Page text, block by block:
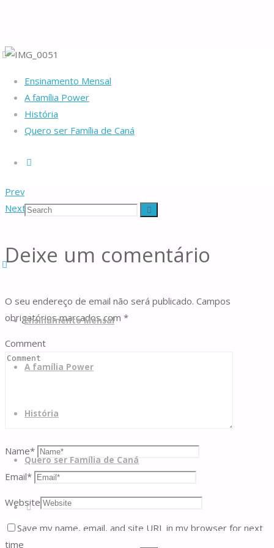
Ensinamento Mensal
A família Power
História
Quero ser Família de Caná
Search
for:
Search
Famílias
Skip
to
content
Ensinamento Mensal
A família Power
História
Quero ser Família de Caná
Search
IMG_0051
1067 × 1600
Previous image
Next image
Deixe um comentário
O seu endereço de email não será publicado. Campos
obrigatórios marcados com *
Comment
Name*
Email*
Website
Save my name, email, and site URL in my browser for next
time I post a comment.